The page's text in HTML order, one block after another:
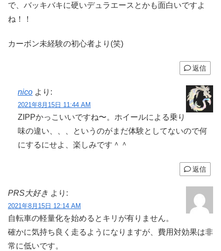
で、バッキバキに硬いデュラエースとかも面白いですよ
ね！！
カーボン未経験の初心者より(笑)
返信
nico より:
2021年8月15日 11:44 AM
ZIPPかっこいいですね〜。ホイールによる乗り
味の違い、、、というのがまだ体験としてないので何
にするにせよ、楽しみです＾＾
返信
PRS大好き より:
2021年8月15日 12:14 AM
自転車の軽量化を始めるとキリが有りません。
確かに気持ち良く走るようになりますが、費用対効果は非
常に低いです。